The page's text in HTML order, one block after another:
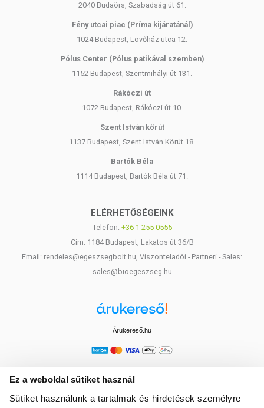
Ez a weboldal sütiket használ
Sütiket használunk a tartalmak és hirdetések személyre
2040 Budaörs, Szabadság út 61.
Fény utcai piac (Príma kijáratánál)
1024 Budapest, Lövőház utca 12.
Pólus Center (Pólus patikával szemben)
1152 Budapest, Szentmihályi út 131.
Rákóczi út
1072 Budapest, Rákóczi út 10.
Szent István körút
1137 Budapest, Szent István Körút 18.
Bartók Béla
1114 Budapest, Bartók Béla út 71.
ELÉRHETŐSÉGEINK
Telefon: +36-1-255-0555
Cím: 1184 Budapest, Lakatos út 36/B
Email: rendeles@egeszsegbolt.hu, Viszonteladói - Partneri - Sales:
sales@bioegeszseg.hu
Árukereső.hu